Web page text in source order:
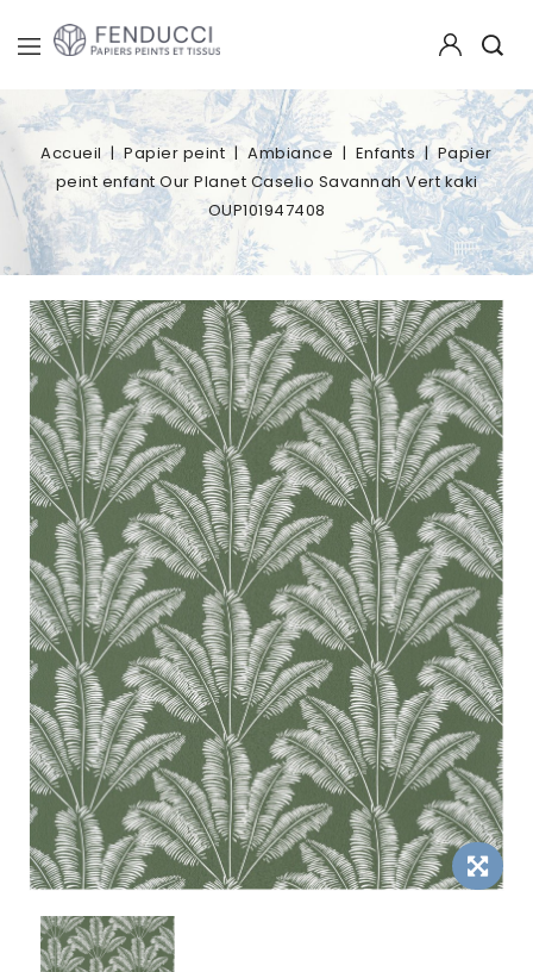
Accueil Papier peint Ambiance Enfants
Papier
peint enfant Our Planet Caselio Savannah Vert kaki
OUP101947408